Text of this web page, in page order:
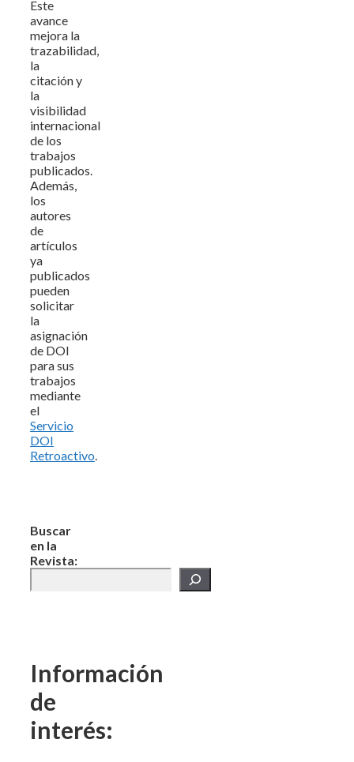
Este
avance
mejora la
trazabilidad,
la
citación y
la
visibilidad
internacional
de los
trabajos
publicados.
Además,
los
autores
de
artículos
ya
publicados
pueden
solicitar
la
asignación
de DOI
para sus
trabajos
mediante
el
Servicio
DOI
Retroactivo.
Buscar
en la
Revista:
Información
de
interés: